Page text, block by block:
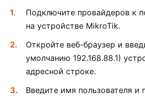
Подключите провайдеров к
на устройстве MikroTik.
Откройте веб-браузер и
умолчанию 192.168.88.1)
адресной строке.
Введите имя пользователя и